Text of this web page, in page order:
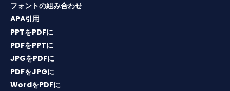
フォントの組み合わせ
APA引用
PPTをPDFに
PDFをPPTに
JPGをPDFに
PDFをJPGに
WordをPDFに